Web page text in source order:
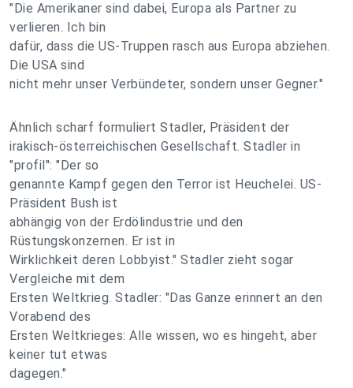
"Die Amerikaner sind dabei, Europa als Partner zu
verlieren. Ich bin
dafür, dass die US-Truppen rasch aus Europa abziehen.
Die USA sind
nicht mehr unser Verbündeter, sondern unser Gegner."
Ähnlich scharf formuliert Stadler, Präsident der
irakisch-österreichischen Gesellschaft. Stadler in
"profil": "Der so
genannte Kampf gegen den Terror ist Heuchelei. US-
Präsident Bush ist
abhängig von der Erdölindustrie und den
Rüstungskonzernen. Er ist in
Wirklichkeit deren Lobbyist." Stadler zieht sogar
Vergleiche mit dem
Ersten Weltkrieg. Stadler: "Das Ganze erinnert an den
Vorabend des
Ersten Weltkrieges: Alle wissen, wo es hingeht, aber
keiner tut etwas
dagegen."